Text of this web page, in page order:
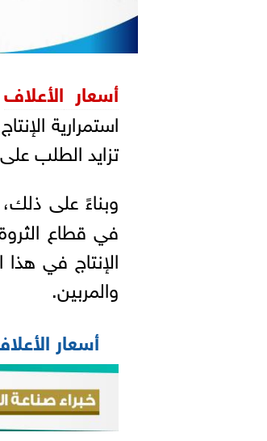
أسعار الأعلاف
استمرارية
تزايد الطلب
وبناءً على
في قطاع
الإنتاج في
والمربين.
أسعار